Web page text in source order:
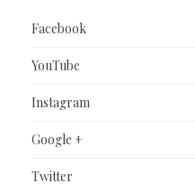
Facebook
YouTube
Instagram
Google +
Twitter